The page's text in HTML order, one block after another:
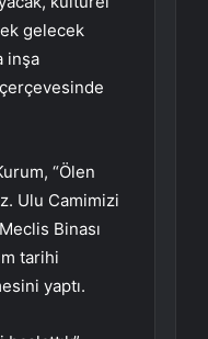
gelecek
inşa
“Ölen
Ulu Camimizi
Binası
tarihi
yaptı.